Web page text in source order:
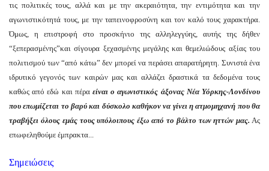
τις πολιτικές τους, αλλά και με την ακεραιότητα, την εντιμότητα και την
αγωνιστικότητά τους, με την ταπεινοφροσύνη και τον καλό τους χαρακτήρα.
Όμως, η επιστροφή στο προσκήνιο της αλληλεγγύης, αυτής της δήθεν
“ξεπερασμένης”και σίγουρα ξεχασμένης μεγάλης και θεμελιώδους αξίας του
πολιτισμού των “από κάτω” δεν μπορεί να περάσει απαρατήρητη. Συνιστά ένα
ιδρυτικό γεγονός των καιρών μας και αλλάζει δραστικά τα δεδομένα τους
καθώς από εδώ και πέρα είναι ο αγωνιστικός άξονας Νέα Υόρκης-Λονδίνου
που επωμίζεται το βαρύ και δύσκολο καθήκον να γίνει η ατμομηχανή που θα
τραβήξει όλους εμάς τους υπόλοιπους έξω από το βάλτο των ηττών μας. Ας
επωφεληθούμε έμπρακτα...
Σημειώσεις